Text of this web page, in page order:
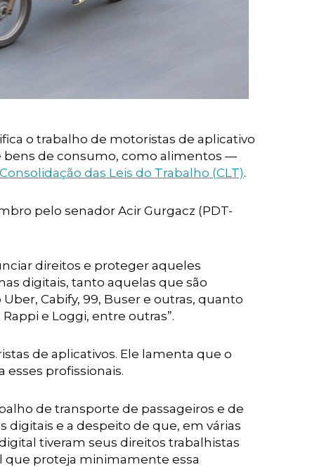
o trabalho de motoristas de aplicativo
de consumo, como alimentos —
Consolidação das Leis do Trabalho (CLT).
pelo senador Acir Gurgacz (PDT-
direitos e proteger aqueles
digitais, tanto aquelas que são
Cabify, 99, Buser e outras, quanto
e Loggi, entre outras”.
de aplicativos. Ele lamenta que o
esses profissionais.
de transporte de passageiros e de
e a despeito de que, em várias
tiveram seus direitos trabalhistas
que proteja minimamente essa